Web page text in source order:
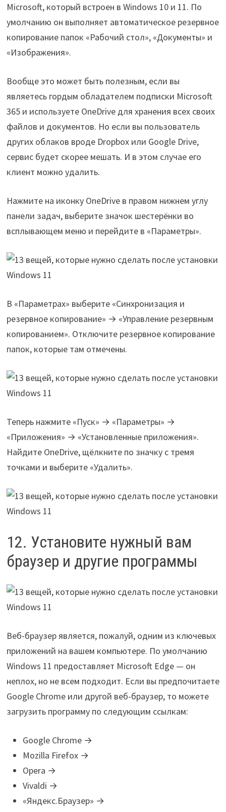
Microsoft, который встроен в Windows 10 и 11. По
умолчанию он выполняет автоматическое резервное
копирование папок «Рабочий стол», «Документы» и
«Изображения».
Вообще это может быть полезным, если вы
являетесь гордым обладателем подписки Microsoft
365 и используете OneDrive для хранения всех своих
файлов и документов. Но если вы пользователь
других облаков вроде Dropbox или Google Drive,
сервис будет скорее мешать. И в этом случае его
клиент можно удалить.
Нажмите на иконку OneDrive в правом нижнем углу
панели задач, выберите значок шестерёнки во
всплывающем меню и перейдите в «Параметры».
В «Параметрах» выберите «Синхронизация и
резервное копирование» → «Управление резервным
копированием». Отключите резервное копирование
папок, которые там отмечены.
Теперь нажмите «Пуск» → «Параметры» →
«Приложения» → «Установленные приложения».
Найдите OneDrive, щёлкните по значку с тремя
точками и выберите «Удалить».
12. Установите нужный вам
браузер и другие программы
Веб-браузер является, пожалуй, одним из ключевых
приложений на вашем компьютере. По умолчанию
Windows 11 предоставляет Microsoft Edge — он
неплох, но не всем подходит. Если вы предпочитаете
Google Chrome или другой веб-браузер, то можете
загрузить программу по следующим ссылкам:
Google Chrome →
Mozilla Firefox →
Opera →
Vivaldi →
«Яндекс.Браузер» →